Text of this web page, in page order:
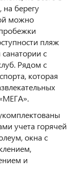
на берегу
можно
пляж
с
Рядом с
которая
учета горячей
окна с
и